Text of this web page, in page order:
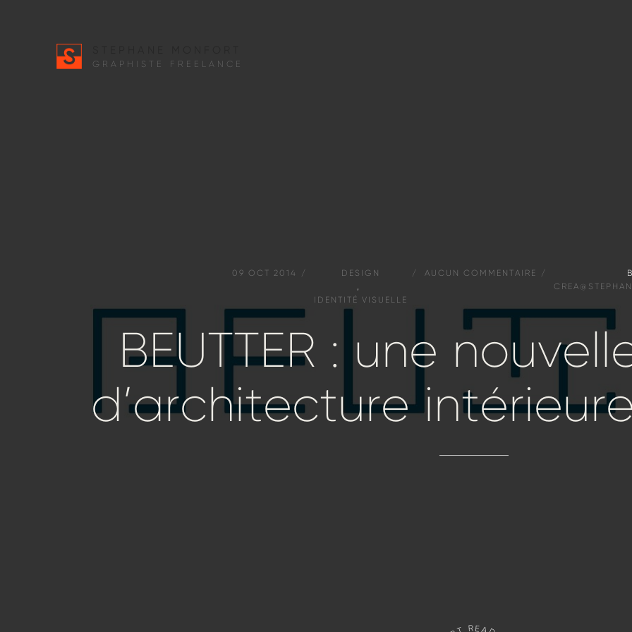
GRAPHISTE FREELANCE
09 OCT 2014
DESIGN
,
IDENTITÉ VISUELLE
AUCUN COMMENTAIRE
BEUTTER : une
d’architecture intérieure
R EA